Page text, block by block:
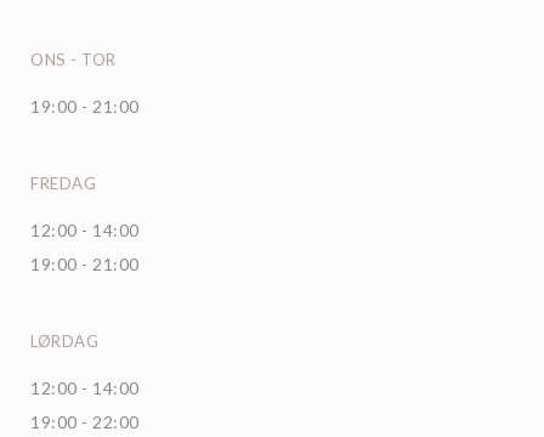
ONS - TOR
19:00 - 21:00
FREDAG
12:00 - 14:00
19:00 - 21:00
LØRDAG
12:00 - 14:00
19:00 - 22:00